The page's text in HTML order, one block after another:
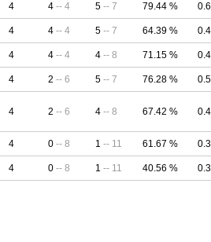
4 4 -- 4 5 -- 7 79.44 %
4 4 -- 4 5 -- 7 64.39 %
4 4 -- 4 4 -- 8 71.15 %
4 2 -- 6 5 -- 7 76.28 %
4 2 -- 6 4 -- 8 67.42 %
4 0 -- 8 1 -- 11 61.67 %
4 0 -- 8 1 -- 11 40.56 %